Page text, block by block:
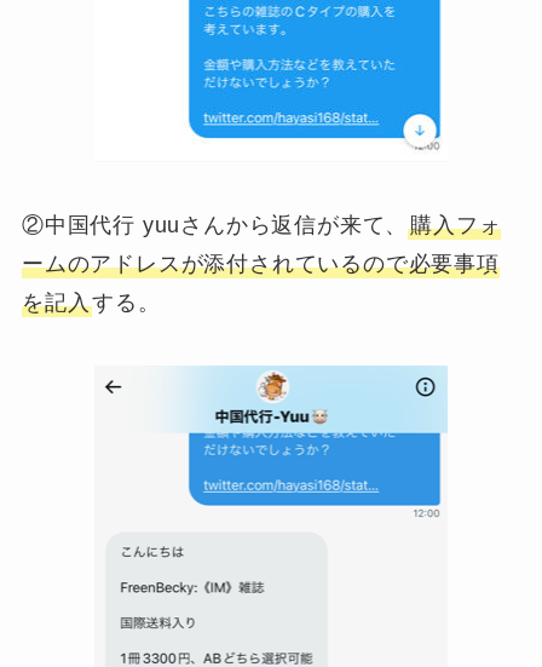
②中国代行 yuuさんから返信が来て、購入フォ
ームのアドレスが添付されているので必要事項
を記入する。